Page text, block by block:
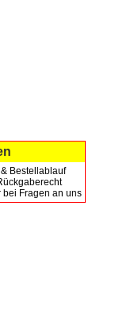
Bestellablauf
bei Fragen an uns